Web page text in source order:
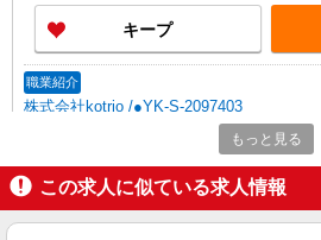
により変動） ・固定
間） ※固定残業時間を
手当として別途支給
歓迎 ・認知症介護基
者研修 ・介護福祉士
キープ
職業紹介
株式会社kotrio /●YK-S-2097403
秦野駅│チーム医療
なれる看護助手
【正社員】月給
給：200,000円〜
30,000円 ・役職手当
もっと見る
この求人に似ている求人情報